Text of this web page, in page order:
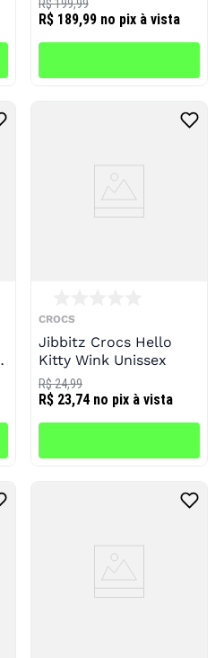
R$ 189,99 no pix à vista
R$ 199,99
CROCS
Jibbitz Crocs Hello
Kitty Wink Unissex
R$ 23,74 no pix à vista
R$ 24,99